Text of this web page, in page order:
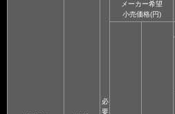
必
要
メーカー希望
小売価格(円)